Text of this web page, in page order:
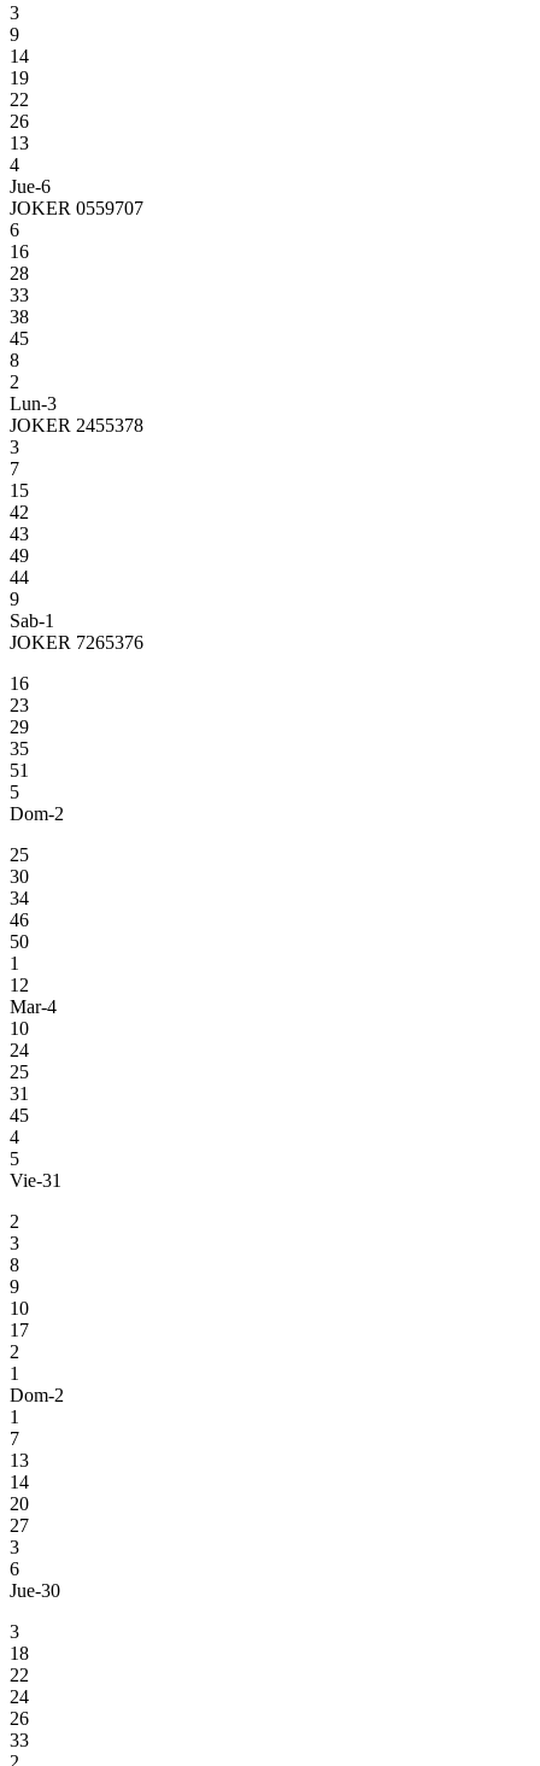
3
9
14
19
22
26
13
4
Jue-6
JOKER 0559707
6
16
28
33
38
45
8
2
Lun-3
JOKER 2455378
3
7
15
42
43
49
44
9
Sab-1
JOKER 7265376
16
23
29
35
51
5
Dom-2
25
30
34
46
50
1
12
Mar-4
10
24
25
31
45
4
5
Vie-31
2
3
8
9
10
17
2
1
Dom-2
1
7
13
14
20
27
3
6
Jue-30
3
18
22
24
26
33
2